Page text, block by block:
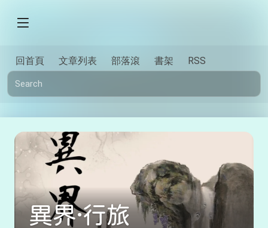
回首頁 文章列表 部落滾 書架 RSS
異界·行旅